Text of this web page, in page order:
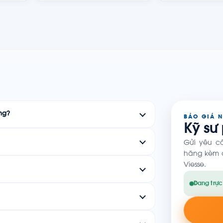
BÁO GIÁ
Kỹ
Gửi yêu
hãng kèm
Viesse.
Đang trực